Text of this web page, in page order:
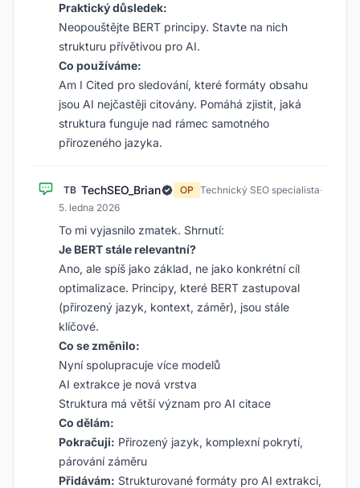
Praktický důsledek:
Neopouštějte BERT principy. Stavte na nich
strukturu přívětivou pro AI.
Co používáme:
Am I Cited pro sledování, které formáty obsahu
jsou AI nejčastěji citovány. Pomáhá zjistit, jaká
struktura funguje nad rámec samotného
přirozeného jazyka.
TB TechSEO_Brian OP Technický SEO specialista·
5. ledna 2026
To mi vyjasnilo zmatek. Shrnutí:
Je BERT stále relevantní?
Ano, ale spíš jako základ, ne jako konkrétní cíl
optimalizace. Principy, které BERT zastupoval
(přirozený jazyk, kontext, záměr), jsou stále
klíčové.
Co se změnilo:
Nyní spolupracuje více modelů
AI extrakce je nová vrstva
Struktura má větší význam pro AI citace
Co dělám:
Pokračuji: Přirozený jazyk, komplexní pokrytí,
párování záměru
Přidávám: Strukturované formáty pro AI extrakci,